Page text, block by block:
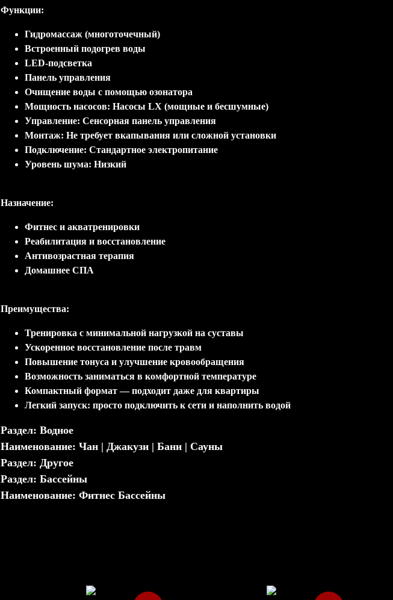
Функции:
Гидромассаж (многоточечный)
Встроенный подогрев воды
LED-подсветка
Панель управления
Очищение воды с помощью озонатора
Мощность насосов: Насосы LX (мощные и бесшумные)
Управление: Сенсорная панель управления
Монтаж: Не требует вкапывания или сложной установки
Подключение: Стандартное электропитание
Уровень шума: Низкий
Назначение:
Фитнес и акватренировки
Реабилитация и восстановление
Антивозрастная терапия
Домашнее СПА
Преимущества:
Тренировка с минимальной нагрузкой на суставы
Ускоренное восстановление после травм
Повышение тонуса и улучшение кровообращения
Возможность заниматься в комфортной температуре
Компактный формат — подходит даже для квартиры
Легкий запуск: просто подключить к сети и наполнить водой
Раздел: Водное
Наименование: Чан | Джакузи | Бани | Сауны
Раздел: Другое
Раздел: Бассейны
Наименование: Фитнес Бассейны